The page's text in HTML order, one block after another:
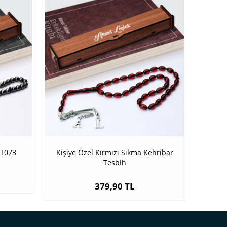
Kişiye Özel Kırmızı Sıkma Kehribar
Tesbih
379,90 TL